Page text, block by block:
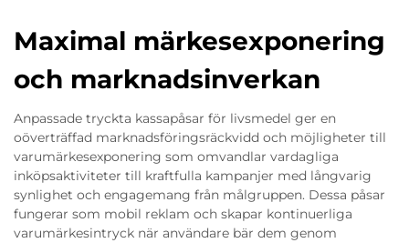
Maximal märkesexponering
och marknadsinverkan
Anpassade tryckta kassapåsar för livsmedel ger en
oöverträffad marknadsföringsräckvidd och möjligheter till
varumärkesexponering som omvandlar vardagliga
inköpsaktiviteter till kraftfulla kampanjer med långvarig
synlighet och engagemang från målgruppen. Dessa påsar
fungerar som mobil reklam och skapar kontinuerliga
varumärkesintryck när användare bär dem genom